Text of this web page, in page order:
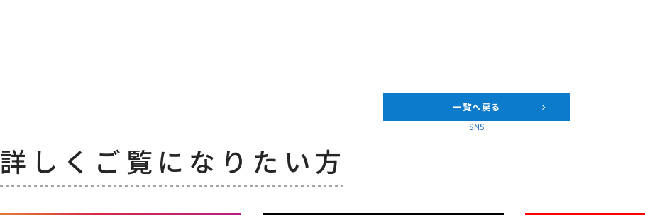
一覧へ戻る
SNS
詳しくご覧になりたい方